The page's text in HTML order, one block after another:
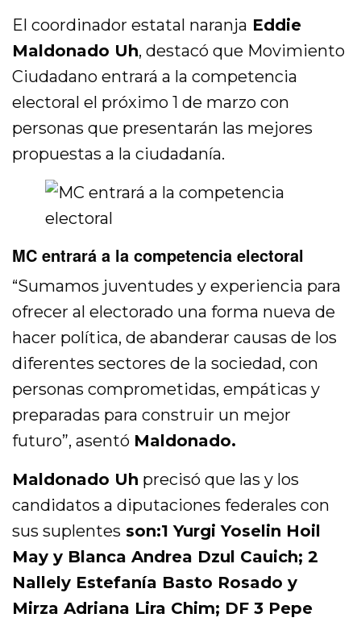
El coordinador estatal naranja Eddie
Maldonado Uh, destacó que Movimiento
Ciudadano entrará a la competencia
electoral el próximo 1 de marzo con
personas que presentarán las mejores
propuestas a la ciudadanía.
MC entrará a la competencia electoral
“Sumamos juventudes y experiencia para
ofrecer al electorado una forma nueva de
hacer política, de abanderar causas de los
diferentes sectores de la sociedad, con
personas comprometidas, empáticas y
preparadas para construir un mejor
futuro”, asentó Maldonado.
Maldonado Uh precisó que las y los
candidatos a diputaciones federales con
sus suplentes son:1 Yurgi Yoselin Hoil
May y Blanca Andrea Dzul Cauich; 2
Nallely Estefanía Basto Rosado y
Mirza Adriana Lira Chim; DF 3 Pepe